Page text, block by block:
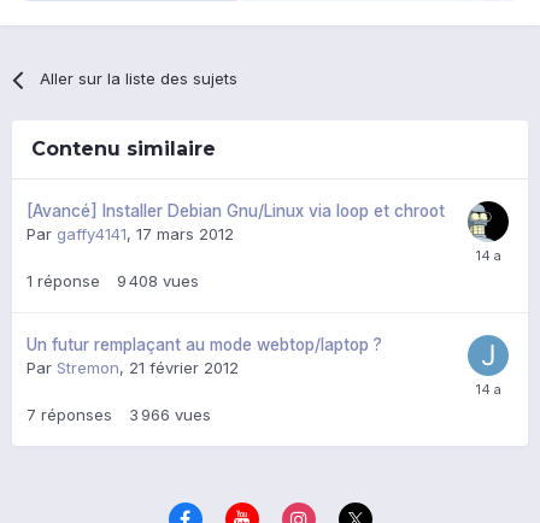
Aller sur la liste des sujets
Contenu similaire
[Avancé] Installer Debian Gnu/Linux via loop et chroot
Par gaffy4141, 17 mars 2012
1 réponse 9 408 vues
Un futur remplaçant au mode webtop/laptop ?
Par Stremon, 21 février 2012
7 réponses 3 966 vues